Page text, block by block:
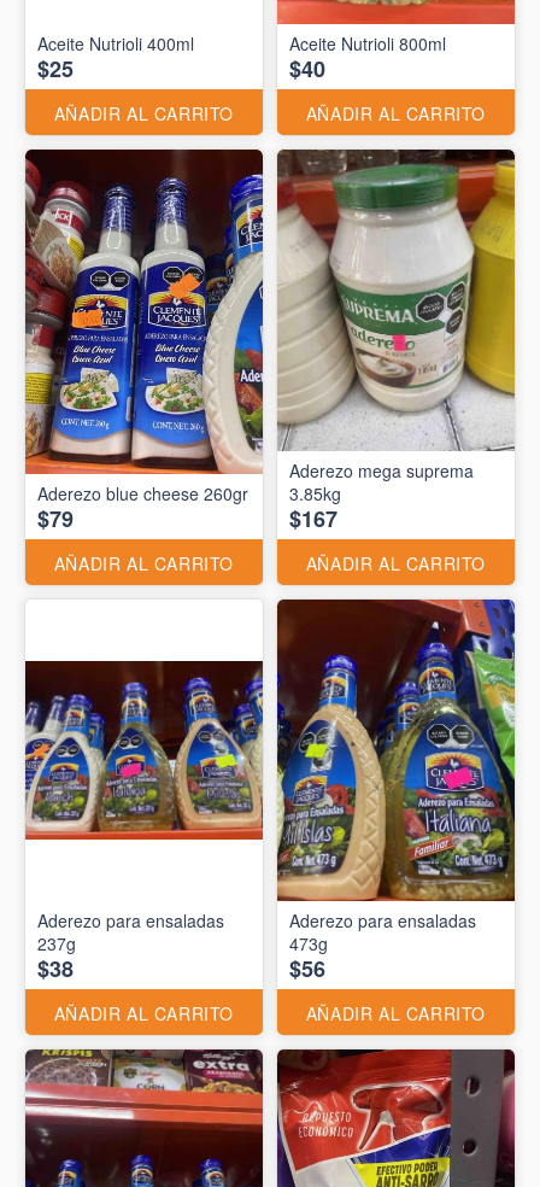
Aceite Nutrioli 400ml
$25
AÑADIR AL CARRITO
Aceite Nutrioli 800ml
$40
AÑADIR AL CARRITO
Aderezo blue cheese 260gr
$79
AÑADIR AL CARRITO
Aderezo mega suprema
3.85kg
$167
AÑADIR AL CARRITO
Aderezo para ensaladas
237g
$38
AÑADIR AL CARRITO
Aderezo para ensaladas
473g
$56
AÑADIR AL CARRITO